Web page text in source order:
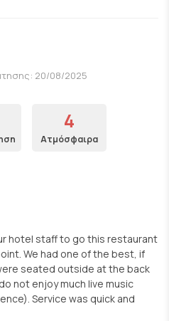
20/08/2025
4
Ατμόσφαιρα
hotel staff to go this restaurant
We had one of the best, if
seated outside at the back
not enjoy much live music
Service was quick and